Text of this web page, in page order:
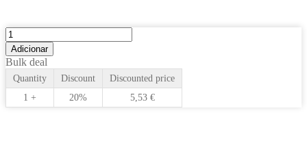
Adicionar
Bulk deal
Quantity Discount
Discounted price
1 +
20% 5,53 €